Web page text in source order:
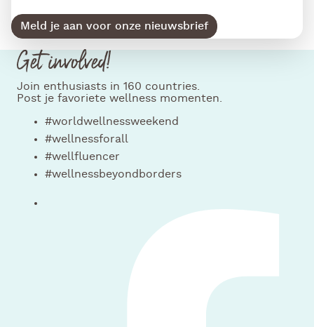
Meld je aan voor onze nieuwsbrief
Get involved!
Join enthusiasts in 160 countries.
Post je favoriete wellness momenten.
#worldwellnessweekend
#wellnessforall
#wellfluencer
#wellnessbeyondborders